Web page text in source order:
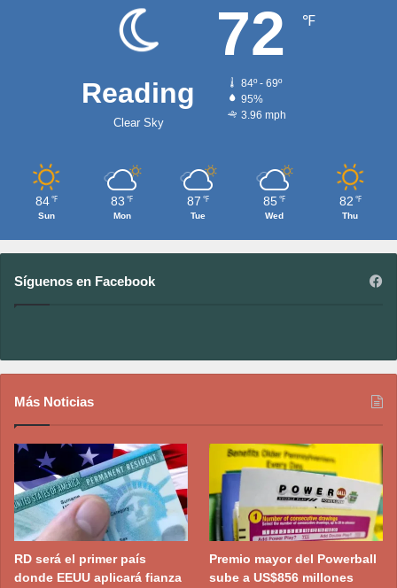
Reading
Clear Sky
72 ℉
84º - 69º
95%
3.96 mph
84 ℉
Sun
83 ℉
Mon
87 ℉
Tue
85 ℉
Wed
82 ℉
Thu
Síguenos en Facebook
Más Noticias
RD será el primer país
donde EEUU aplicará fianza
Premio mayor del Powerball
sube a US$856 millones